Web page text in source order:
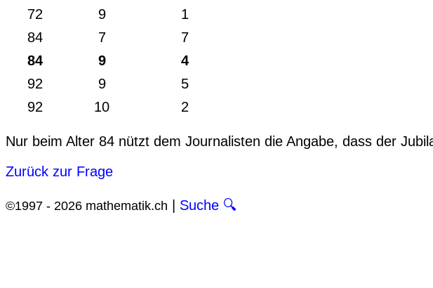
72
9
1
84
7
7
84
9
4
92
9
5
92
10 2
Nur beim Alter 84 nützt dem Journalisten die Angabe, dass der
Zurück zur Frage
©1997 - 2026 mathematik.ch | Suche 🔍